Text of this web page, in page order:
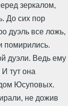
зеркалом,
До сих пор
дуэль все ложь,
помирились.
дуэли. Ведь ему
тут она
Юсуповых.
не дожив